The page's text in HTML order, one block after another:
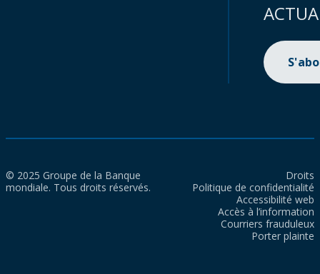
© 2025 Groupe de la Banque
mondiale. Tous droits réservés.
Droits
Politique de confidentialité
Accessibilité web
Accès à l’information
Courriers frauduleux
Porter plainte